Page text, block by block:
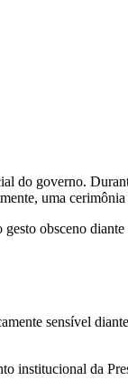
governo.
uma cerimônia
obsceno
sensível
institucional da